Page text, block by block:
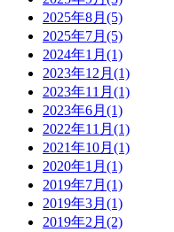
2025年8月(5)
2025年7月(5)
2024年1月(1)
2023年12月(1)
2023年11月(1)
2023年6月(1)
2022年11月(1)
2021年10月(1)
2020年1月(1)
2019年7月(1)
2019年3月(1)
2019年2月(2)